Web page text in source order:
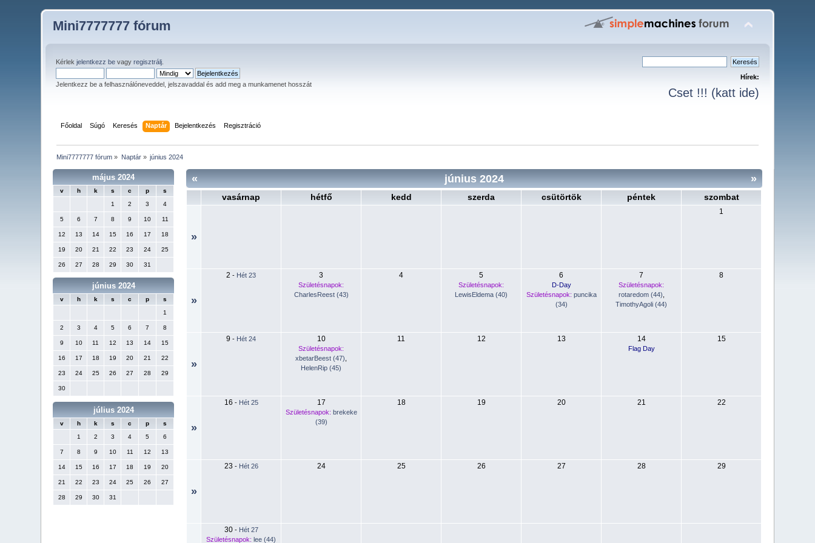
Mini7777777 fórum
Kérlekjelentkezz be vagyregisztrálj
Jelentkezz be a felhasználóneveddel, jelszavaddal és add meg a munkamenet hosszát
Hírek:
Cset !!! (katt ide)
Főoldal Súgó Keresés Naptár Bejelentkezés Regisztráció
Mini7777777 fórum » Naptár» június 2024
május 2024
v h k s c p
s
1
2 3 4
5 6 7 8 9 10 11
12 13 14 15 16 17 18
19 20 21 22 23 24 25
26 27 28 29 30 31
június 2024
v h k s c p
s
1
2 3 4 5 6 7 8
9 10 11 12 13 14 15
16 17 18 19 20 21 22
23 24 25 26 27 28 29
30
július 2024
v h k s c p
s
1
2 3 4 5 6
7 8 9 10 11 12 13
14 15 16 17 18 19 20
21 22 23 24 25 26 27
28 29 30 31
« »
június 2024
vasárnap hétfő kedd szerda csütörtök péntek szombat
»
1
»
2 - Hét 23 3
Születésnapok:
CharlesReest (43)
4 5
Születésnapok:
LewisEldema (40)
6
D-Day
Születésnapok: puncika
(34)
7
Születésnapok:
rotaredom (44)
TimothyAgoli (44)
8
»
9 - Hét 24 10
Születésnapok:
xbetarBeest (47)
HelenRip (45)
11 12 13 14
Flag Day
15
»
16 - Hét 25 17
Születésnapok: brekeke
(39)
18 19 20 21 22
»
23 - Hét 26 24 25 26 27 28 29
30- Hét 27
Születésnapok: lee (44)